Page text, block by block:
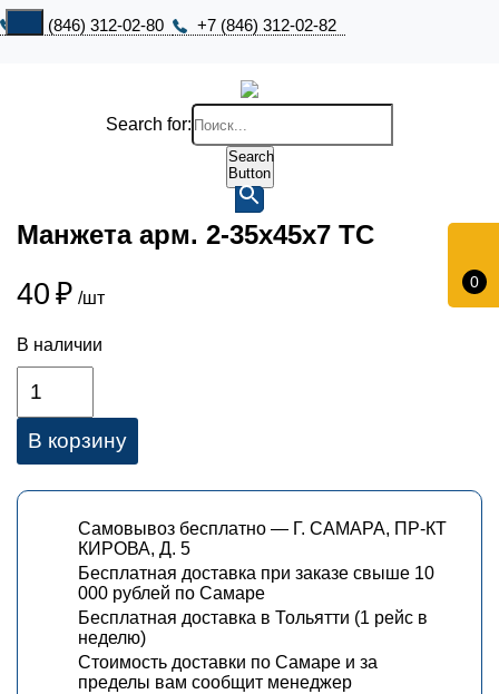
+7 (846) 312-02-80 +7 (846) 312-02-82
0
Search for:
Search
Button
Манжета арм. 2-35х45х7 ТС
40 ₽ /шт
В наличии
В корзину
Самовывоз бесплатно — Г. САМАРА, ПР-КТ
КИРОВА, Д. 5
Бесплатная доставка при заказе свыше 10
000 рублей по Самаре
Бесплатная доставка в Тольятти (1 рейс в
неделю)
Стоимость доставки по Самаре и за
пределы вам сообщит менеджер